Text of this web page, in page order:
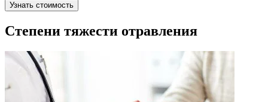
Узнать стоимость
Степени тяжести отравления